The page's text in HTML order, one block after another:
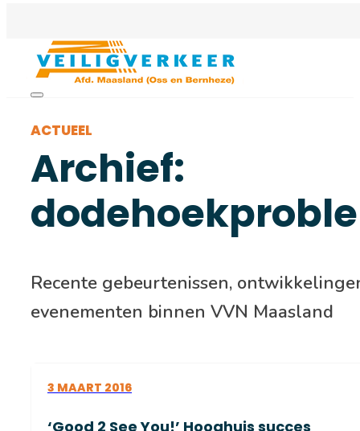
ACTUEEL
Archief:
Recente gebeurtenissen,
evenementen binnen VVN Maasland
3 MAART 2016
‘Good 2 See You!’ Hooghuis succes